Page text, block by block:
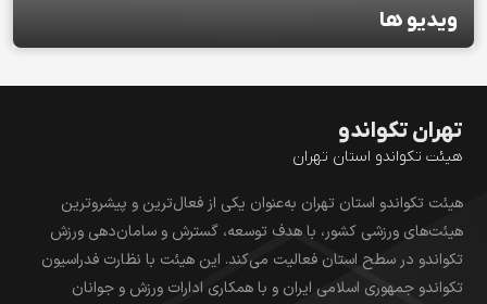
ویدیو ها
تهران تکواندو
هیئت تکواندو استان تهران
هیئت تکواندو استان تهران به‌عنوان یکی از فعال‌ترین و پیشروترین
هیئت‌های ورزشی کشور، با هدف توسعه، گسترش و سامان‌دهی ورزش
تکواندو در سطح استان فعالیت می‌کند. این هیئت با نظارت فدراسیون
تکواندو جمهوری اسلامی ایران و با همکاری ادارات ورزش و جوانان